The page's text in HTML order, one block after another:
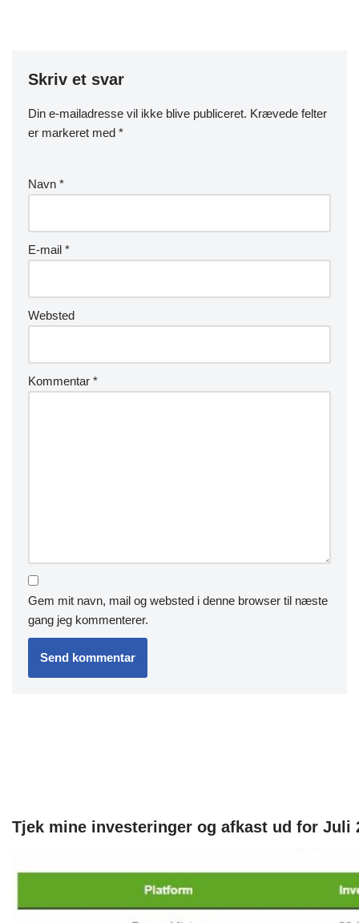
Skriv et svar
Din e-mailadresse vil ikke blive publiceret. Krævede felter
er markeret med *
Navn *
E-mail *
Websted
Kommentar *
Gem mit navn, mail og websted i denne browser til næste
gang jeg kommenterer.
Tjek mine investeringer og afkast ud for Juli